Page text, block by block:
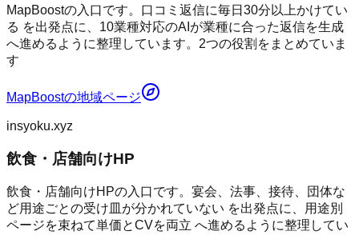
MapBoostの入口です。口コミ返信に毎日30分以上かけてい
る を出発点に、10業種対応のAIが業種に合った返信を生成
へ進めるように整理しています。2つの役割をまとめていま
す
MapBoostの地域ページ
insyoku.xyz
飲食・店舗向けHP
飲食・店舗向けHPの入口です。宴会、法事、接待、団体な
ど用途ごとの受け皿が分かれていない を出発点に、用途別
ページを束ねて単価とCVを両立 へ進めるように整理してい